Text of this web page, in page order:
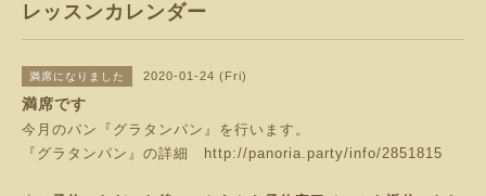
レッスンカレンダー
満席になりました 2020-01-24 (Fri)
満席です
今月のパン『グラタンパン』を行います。
『グラタンパン』の詳細
http://panoria.party/info/2851815